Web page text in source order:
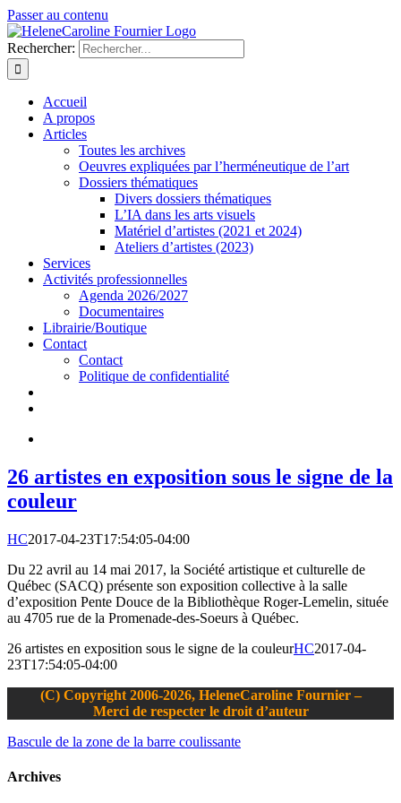
Passer au contenu
Rechercher:
Accueil
A propos
Articles
Toutes les archives
Oeuvres expliquées par l’herméneutique de l’art
Dossiers thématiques
Divers dossiers thématiques
L’IA dans les arts visuels
Matériel d’artistes (2021 et 2024)
Ateliers d’artistes (2023)
Services
Activités professionnelles
Agenda 2026/2027
Documentaires
Librairie/Boutique
Contact
Contact
Politique de confidentialité
26 artistes en exposition sous le signe de la
couleur
HC2017-04-23T17:54:05-04:00
Du 22 avril au 14 mai 2017, la Société artistique et culturelle de
Québec (SACQ) présente son exposition collective à la salle
d’exposition Pente Douce de la Bibliothèque Roger-Lemelin, située
au 4705 rue de la Promenade-des-Soeurs à Québec.
26 artistes en exposition sous le signe de la couleurHC2017-04-
23T17:54:05-04:00
(C) Copyright 2006-2026, HeleneCaroline Fournier –
Merci de respecter le droit d’auteur
Bascule de la zone de la barre coulissante
Archives